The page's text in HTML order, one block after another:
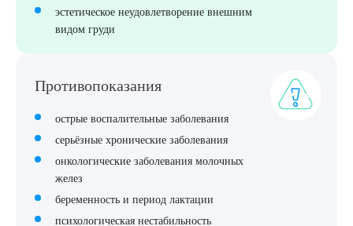
эстетическое неудовлетворение внешним
видом груди
Противопоказания
острые воспалительные заболевания
серьёзные хронические заболевания
онкологические заболевания молочных
желез
беременность и период лактации
психологическая нестабильность
Выберите сопутствующую услугу